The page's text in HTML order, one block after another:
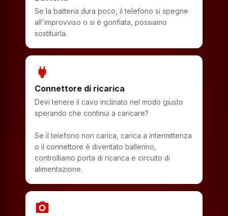
Se la batteria dura poco, il telefono si spegne
all'improvviso o si è gonfiata, possiamo
sostituirla.
power
Connettore di ricarica
Devi tenere il cavo inclinato nel modo giusto
sperando che continui a caricare?
Se il telefono non carica, carica a intermittenza
o il connettore è diventato ballerino,
controlliamo porta di ricarica e circuito di
alimentazione.
photo_camera